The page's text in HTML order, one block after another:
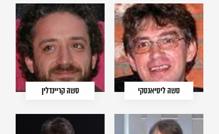
סשה ליסיאנסקי סשה קריינדלין